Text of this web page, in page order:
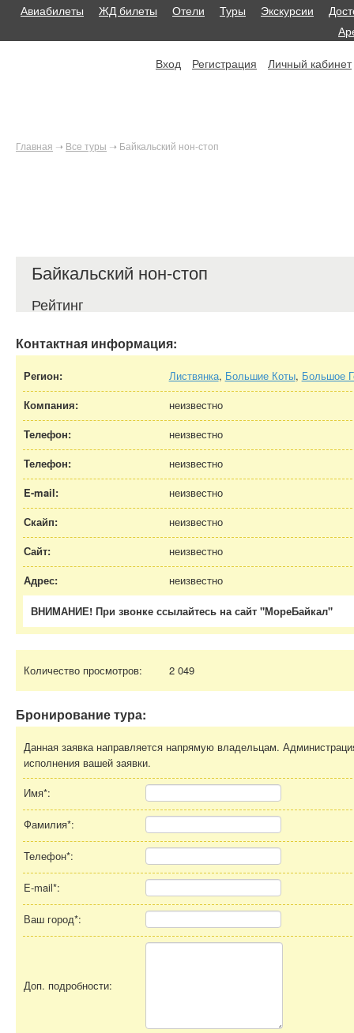
Авиабилеты ЖД билеты Отели Туры Экскурсии
Вход Регистрация Личный кабинет
Главная ➝ Все туры ➝ Байкальский нон-стоп
Байкальский нон-стоп
Рейтинг
Контактная информация:
Регион: Листвянка, Большие Коты, Большое
Компания:
неизвестно
Телефон:
неизвестно
Телефон:
неизвестно
E-mail:
неизвестно
Скайп:
неизвестно
Сайт:
неизвестно
Адрес:
неизвестно
ВНИМАНИЕ! При звонке ссылайтесь на сайт "МореБайкал"
Количество просмотров: 2 049
Бронирование тура:
Данная заявка направляется напрямую владельцам.
исполнения вашей заявки.
Имя*:
Фамилия*:
Телефон*:
E-mail*:
Ваш город*:
Доп. подробности: